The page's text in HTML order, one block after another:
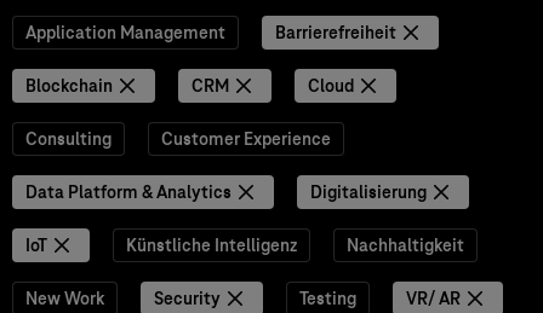
Application Management Barrierefreiheit
Blockchain CRM Cloud
Consulting Customer Experience
Data Platform & Analytics Digitalisierung
IoT Künstliche Intelligenz Nachhaltigkeit
New Work Security Testing VR/ AR